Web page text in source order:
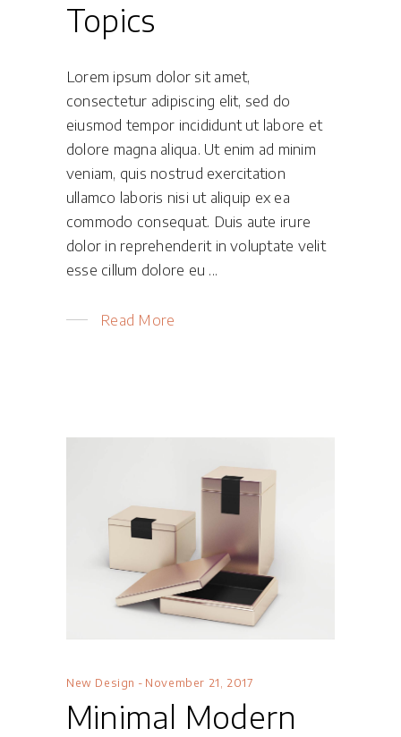
Topics
Lorem ipsum dolor sit amet,
consectetur adipiscing elit, sed do
eiusmod tempor incididunt ut labore et
dolore magna aliqua. Ut enim ad minim
veniam, quis nostrud exercitation
ullamco laboris nisi ut aliquip ex ea
commodo consequat. Duis aute irure
dolor in reprehenderit in voluptate velit
esse cillum dolore eu
Read More
New Design November 21, 2017
Minimal Modern